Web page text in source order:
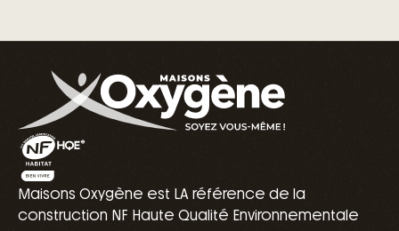
Maisons Oxygène est LA référence de la
construction NF Haute Qualité Environnementale